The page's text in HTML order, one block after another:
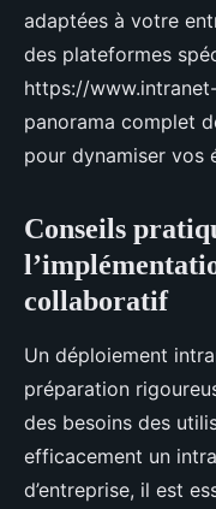
adaptées à votre
des plateformes
https://
panorama complet
pour dynamiser vos
Conseils
collaboratif
Un déploiement
préparation
des besoins des
efficacement un
d’entreprise, il est